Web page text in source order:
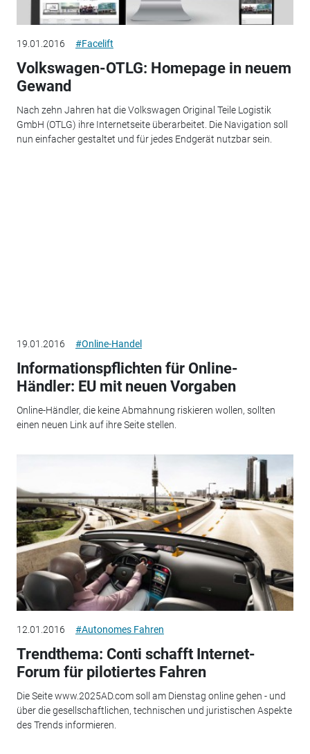
19.01.2016 #Facelift
Volkswagen-OTLG: Homepage in neuem
Gewand
Nach zehn Jahren hat die Volkswagen Original Teile Logistik
GmbH (OTLG) ihre Internetseite überarbeitet. Die Navigation soll
nun einfacher gestaltet und für jedes Endgerät nutzbar sein.
19.01.2016 #Online-Handel
Informationspflichten für Online-
Händler: EU mit neuen Vorgaben
Online-Händler, die keine Abmahnung riskieren wollen, sollten
einen neuen Link auf ihre Seite stellen.
12.01.2016 #Autonomes Fahren
Trendthema: Conti schafft Internet-
Forum für pilotiertes Fahren
Die Seite www.2025AD.com soll am Dienstag online gehen - und
über die gesellschaftlichen, technischen und juristischen Aspekte
des Trends informieren.